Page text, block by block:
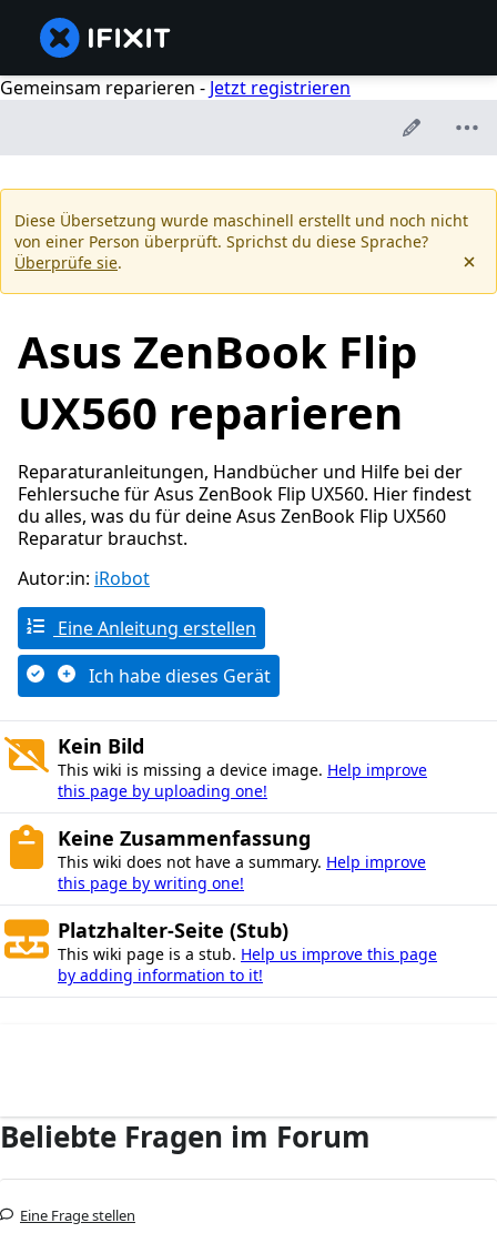
Gemeinsam reparieren - Jetzt registrieren
Diese Übersetzung wurde maschinell erstellt und noch nicht
von einer Person überprüft. Sprichst du diese Sprache?
Überprüfe sie.
Asus ZenBook Flip
UX560 reparieren
Reparaturanleitungen, Handbücher und Hilfe bei der
Fehlersuche für Asus ZenBook Flip UX560. Hier findest
du alles, was du für deine Asus ZenBook Flip UX560
Reparatur brauchst.
Autor:in: iRobot
Eine Anleitung erstellen
Ich habe dieses Gerät
Kein Bild
This wiki is missing a device image. Help improve
this page by uploading one!
Keine Zusammenfassung
This wiki does not have a summary. Help improve
this page by writing one!
Platzhalter-Seite (Stub)
This wiki page is a stub. Help us improve this page
by adding information to it!
Beliebte Fragen im Forum
Eine Frage stellen